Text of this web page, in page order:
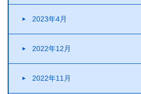
2023年4月
2022年12月
2022年11月